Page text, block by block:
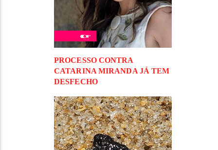
PROCESSO CONTRA
CATARINA MIRANDA JÁ TEM
DESFECHO